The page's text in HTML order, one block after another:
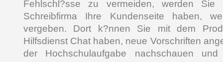
Fehlschl?sse zu vermeiden, werden Sie
Schreibfirma Ihre Kundenseite haben,
vergeben. Dort k?nnen Sie mit dem
Hilfsdienst Chat haben, neue Vorschriften
der Hochschulaufgabe nachschauen